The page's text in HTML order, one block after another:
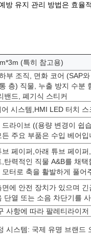
방 유지 관리 방법은 효율
(특히 참고용)
부 조직, 면화 코어 (SAP
층) 직물, 누출 방지 수분
밴드, 폐기식 스티커
어 시스템,HMI LED 터치
드라이브 ((용량 변경이 쉽
든 주요 부품은 수입 베어입
브 페이퍼,아래 튜브 페이
,탄력적인 직물 A&B를 채택
모터로 축을 활발하게 풀어
면에 안전 장치가 있으며
단열 또는 소음 차단기를
사항에 따라 팔레티라이
시스템: 국제 유명 브랜드